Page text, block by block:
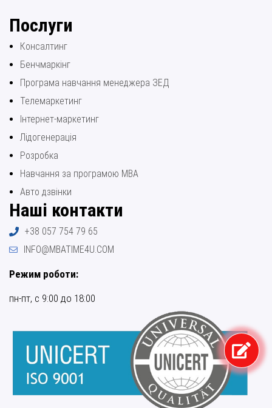
Послуги
Консалтинг
Бенчмаркінг
Програма навчання менеджера ЗЕД
Телемаркетинг
Інтернет-маркетинг
Лідогенерація
Розробка
Навчання за програмою МВА
Авто дзвінки
Наші контакти
+38 057 754 79 65
INFO@MBATIME4U.COM
Режим роботи:
пн-пт, с 9:00 до 18:00